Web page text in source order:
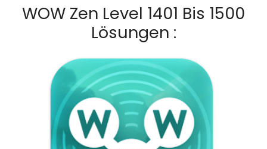
WOW Zen Level 1401 Bis 1500
Lösungen :